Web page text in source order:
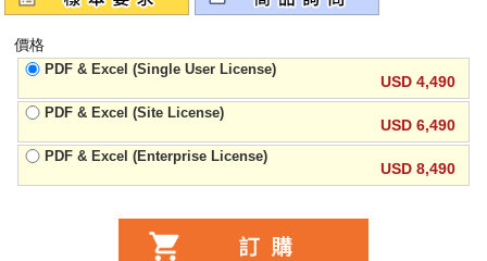
價格
PDF & Excel (Single User License)
USD 4,490
PDF & Excel (Site License)
USD 6,490
PDF & Excel (Enterprise License)
USD 8,490